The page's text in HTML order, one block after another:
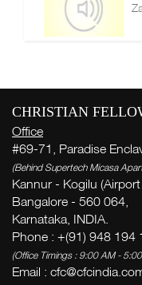
CHRISTIAN
Office
#69-71, Paradise
(Behind Supertech Micasa
Kannur - Kogilu
Bangalore - 560 064,
Karnataka, INDIA.
Phone : +(91) 948 194
(Office Timings : 9:00 AM -
Email :